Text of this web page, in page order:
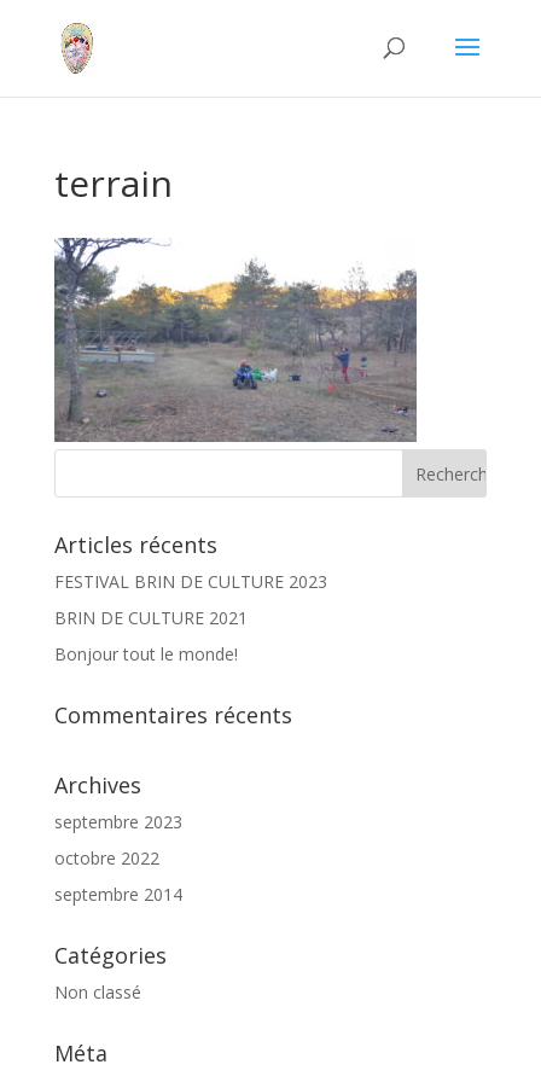
terrain
Articles récents
FESTIVAL BRIN DE CULTURE 2023
BRIN DE CULTURE 2021
Bonjour tout le monde!
Commentaires récents
Archives
septembre 2023
octobre 2022
septembre 2014
Catégories
Non classé
Méta